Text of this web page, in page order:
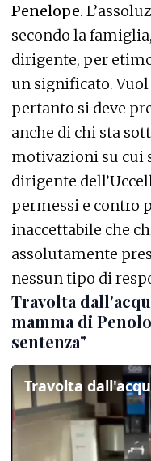
Penelope.
secondo la
dirigente, per
un significato. Vuol
pertanto si deve
anche di chi sta
motivazioni su cui
dirigente
permessi e contro
inaccettabile che
assolutamente
nessun tipo di
Travolta
mamma di
sentenza"